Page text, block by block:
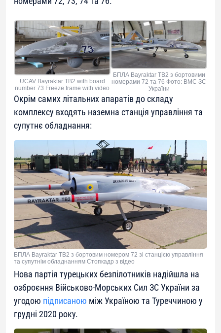
UCAV Bayraktar TB2 with board
number 73 Freeze frame with video
БПЛА Bayraktar TB2 з бортовими
номерами 72 та 76 Фото: ВМС ЗС
України
Окрім самих літальних апаратів до складу
комплексу входять наземна станція управління та
супутнє обладнання:
БПЛА Bayraktar TB2 з бортовим номером 72 зі станцією управління
та супутнім обладнанням Стопкадр з відео
Нова партія турецьких безпілотників надійшла на
озброєння Військово-Морських Сил ЗС України за
угодою підписаною між Україною та Туреччиною у
грудні 2020 року.